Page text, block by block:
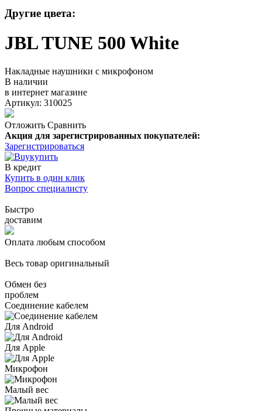
Другие цвета:
JBL TUNE 500 White
Накладные наушники с микрофоном
В наличии
в интернет магазине
Артикул: 310025
Отложить Сравнить
Акция для зарегистрированных покупателей:
Зарегистрироваться
купить
В кредит
Купить в один клик
Вопрос специалисту
Быстро
доставим
Оплата любым способом
Весь товар оригинальный
Обмен без
проблем
Соединение кабелем
Для Android
Для Apple
Микрофон
Малый вес